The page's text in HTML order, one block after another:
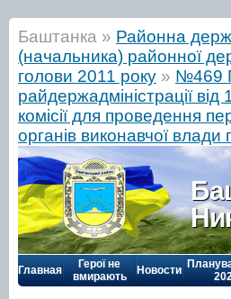
Баштанка » Районна
(начальника) районної
голови 2011 року » №469
райдержадміністрації
комісії для проведення
органів виконавчої влади
Главная
Герої не
вмирають
Новости